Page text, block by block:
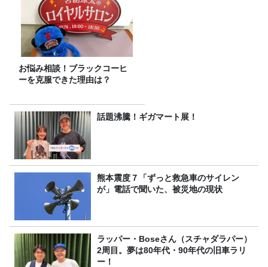
お悩み相談！ブラックコーヒ
ーを克服できた理由は？
話題沸騰！ギガマート展！
熊本震度７「ずっと救急車のサイレン
が」電話で聞いた、被災地の現状
ラッパー・Boseさん（スチャダラパー）
2周目。夢は80年代・90年代の旧車ラリ
ー！